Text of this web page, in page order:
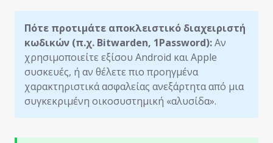
Πότε προτιμάτε αποκλειστικό διαχειριστή
κωδικών (π.χ. Bitwarden, 1Password):Αν
χρησιμοποιείτε εξίσου Android και Apple
συσκευές, ή αν θέλετε πιο προηγμένα
χαρακτηριστικά ασφαλείας ανεξάρτητα από μια
συγκεκριμένη οικοσυστημική «αλυσίδα».